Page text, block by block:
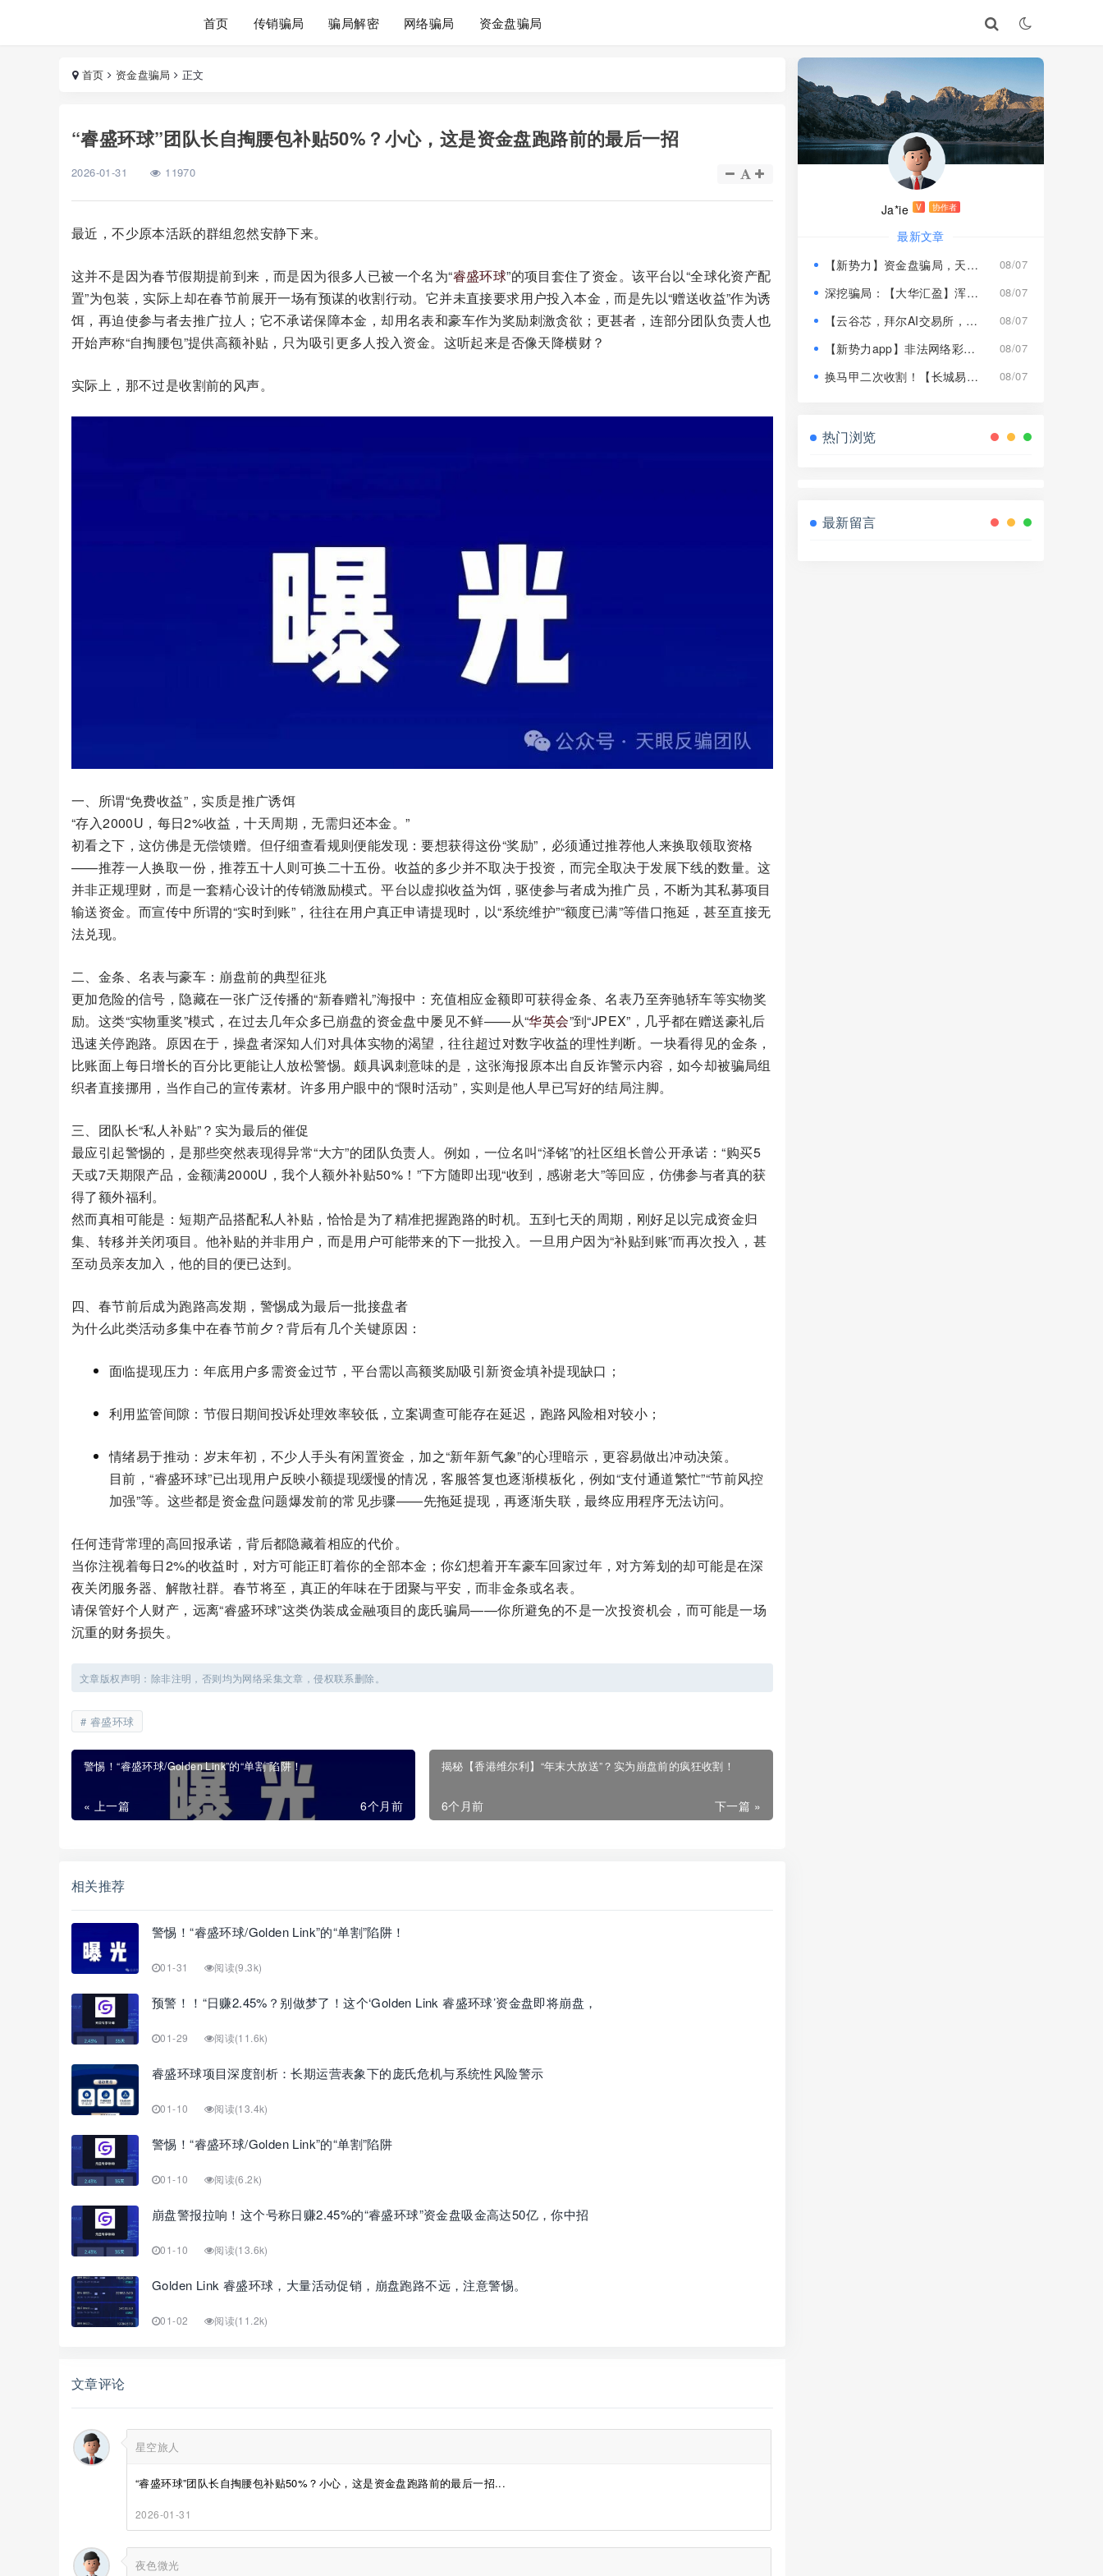
首页 传销骗局 骗局解密 网络骗局 资金盘骗局
首页 资金盘骗局 正文
“睿盛环球”团队长自掏腰包补贴50%？小心，这是资金盘跑路前的最后一招
2026-01-31 11970
最近，不少原本活跃的群组忽然安静下来。
这并不是因为春节假期提前到来，而是因为很多人已被一个名为“睿盛环球”的项目套住了资金。该平台以“全球化资产配
置”为包装，实际上却在春节前展开一场有预谋的收割行动。它并未直接要求用户投入本金，而是先以“赠送收益”作为诱
饵，再迫使参与者去推广拉人；它不承诺保障本金，却用名表和豪车作为奖励刺激贪欲；更甚者，连部分团队负责人也
开始声称“自掏腰包”提供高额补贴，只为吸引更多人投入资金。这听起来是否像天降横财？
实际上，那不过是收割前的风声。
一、所谓“免费收益”，实质是推广诱饵
“存入2000U，每日2%收益，十天周期，无需归还本金。”
初看之下，这仿佛是无偿馈赠。但仔细查看规则便能发现：要想获得这份“奖励”，必须通过推荐他人来换取领取资格
——推荐一人换取一份，推荐五十人则可换二十五份。收益的多少并不取决于投资，而完全取决于发展下线的数量。这
并非正规理财，而是一套精心设计的传销激励模式。平台以虚拟收益为饵，驱使参与者成为推广员，不断为其私募项目
输送资金。而宣传中所谓的“实时到账”，往往在用户真正申请提现时，以“系统维护”“额度已满”等借口拖延，甚至直接无
法兑现。
二、金条、名表与豪车：崩盘前的典型征兆
更加危险的信号，隐藏在一张广泛传播的“新春赠礼”海报中：充值相应金额即可获得金条、名表乃至奔驰轿车等实物奖
励。这类“实物重奖”模式，在过去几年众多已崩盘的资金盘中屡见不鲜——从“华英会”到“JPEX”，几乎都在赠送豪礼后
迅速关停跑路。原因在于，操盘者深知人们对具体实物的渴望，往往超过对数字收益的理性判断。一块看得见的金条，
比账面上每日增长的百分比更能让人放松警惕。颇具讽刺意味的是，这张海报原本出自反诈警示内容，如今却被骗局组
织者直接挪用，当作自己的宣传素材。许多用户眼中的“限时活动”，实则是他人早已写好的结局注脚。
三、团队长“私人补贴”？实为最后的催促
最应引起警惕的，是那些突然表现得异常“大方”的团队负责人。例如，一位名叫“泽铭”的社区组长曾公开承诺：“购买5
天或7天期限产品，金额满2000U，我个人额外补贴50%！”下方随即出现“收到，感谢老大”等回应，仿佛参与者真的获
得了额外福利。
然而真相可能是：短期产品搭配私人补贴，恰恰是为了精准把握跑路的时机。五到七天的周期，刚好足以完成资金归
集、转移并关闭项目。他补贴的并非用户，而是用户可能带来的下一批投入。一旦用户因为“补贴到账”而再次投入，甚
至动员亲友加入，他的目的便已达到。
四、春节前后成为跑路高发期，警惕成为最后一批接盘者
为什么此类活动多集中在春节前夕？背后有几个关键原因：
面临提现压力：年底用户多需资金过节，平台需以高额奖励吸引新资金填补提现缺口；
利用监管间隙：节假日期间投诉处理效率较低，立案调查可能存在延迟，跑路风险相对较小；
情绪易于推动：岁末年初，不少人手头有闲置资金，加之“新年新气象”的心理暗示，更容易做出冲动决策。
目前，“睿盛环球”已出现用户反映小额提现缓慢的情况，客服答复也逐渐模板化，例如“支付通道繁忙”“节前风控
加强”等。这些都是资金盘问题爆发前的常见步骤——先拖延提现，再逐渐失联，最终应用程序无法访问。
任何违背常理的高回报承诺，背后都隐藏着相应的代价。
当你注视着每日2%的收益时，对方可能正盯着你的全部本金；你幻想着开车豪车回家过年，对方筹划的却可能是在深
夜关闭服务器、解散社群。春节将至，真正的年味在于团聚与平安，而非金条或名表。
请保管好个人财产，远离“睿盛环球”这类伪装成金融项目的庞氏骗局——你所避免的不是一次投资机会，而可能是一场
沉重的财务损失。
文章版权声明：除非注明，否则均为网络采集文章，侵权联系删除。
睿盛环球
警惕！“睿盛环球/Golden Link”的“单割”陷阱！
« 上一篇 6个月前
揭秘【香港维尔利】“年末大放送”？实为崩盘前的疯狂收割！
下一篇 »
6个月前
相关推荐
警惕！“睿盛环球/Golden Link”的“单割”陷阱！
01-31 阅读(9.3k)
预警！！“日赚2.45%？别做梦了！这个‘Golden Link 睿盛环球’资金盘即将崩盘，
01-29 阅读(11.6k)
睿盛环球项目深度剖析：长期运营表象下的庞氏危机与系统性风险警示
01-10 阅读(13.4k)
警惕！“睿盛环球/Golden Link”的“单割”陷阱
01-10 阅读(6.2k)
崩盘警报拉响！这个号称日赚2.45%的“睿盛环球”资金盘吸金高达50亿，你中招
01-10 阅读(13.6k)
Golden Link 睿盛环球，大量活动促销，崩盘跑路不远，注意警惕。
01-02 阅读(11.2k)
文章评论
星空旅人
“睿盛环球”团队长自掏腰包补贴50%？小心，这是资金盘跑路前的最后一招...
2026-01-31
夜色微光
Ja*ie V 协作者
最新文章
【新势力】资金盘骗局，天宫国际和平娱乐的狗推换个马甲又来割韭菜！
08/07
深挖骗局：【大华汇盈】浑身造假，冒用演员充当总监，啼笑皆非！ 08/07
【云谷芯，拜尔AI交易所，塔吉跨境电商】这3个项目都是骗局，近期跑路跟即将崩盘收割，赶紧远离！ 08/07
【新势力app】非法网络彩票骗局，“天宫国际”和“和平娱乐”骗子搞的杀猪盘，远离！ 08/07
换马甲二次收割！【长城易趣】平移【康盛科技】又是致命骗局！ 08/07
热门浏览
最新留言